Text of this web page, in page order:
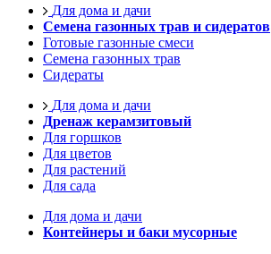
Для дома и дачи
Семена газонных трав и сидератов
Готовые газонные смеси
Семена газонных трав
Сидераты
Для дома и дачи
Дренаж керамзитовый
Для горшков
Для цветов
Для растений
Для сада
Для дома и дачи
Контейнеры и баки мусорные